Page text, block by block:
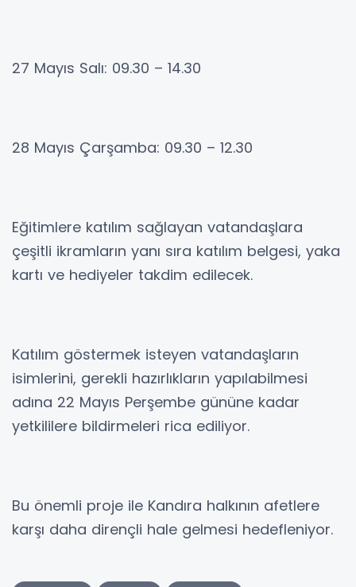
27 Mayıs Salı: 09.30 – 14.30
28 Mayıs Çarşamba: 09.30 – 12.30
Eğitimlere katılım sağlayan vatandaşlara
çeşitli ikramların yanı sıra katılım belgesi, yaka
kartı ve hediyeler takdim edilecek.
Katılım göstermek isteyen vatandaşların
isimlerini, gerekli hazırlıkların yapılabilmesi
adına 22 Mayıs Perşembe gününe kadar
yetkililere bildirmeleri rica ediliyor.
Bu önemli proje ile Kandıra halkının afetlere
karşı daha dirençli hale gelmesi hedefleniyor.